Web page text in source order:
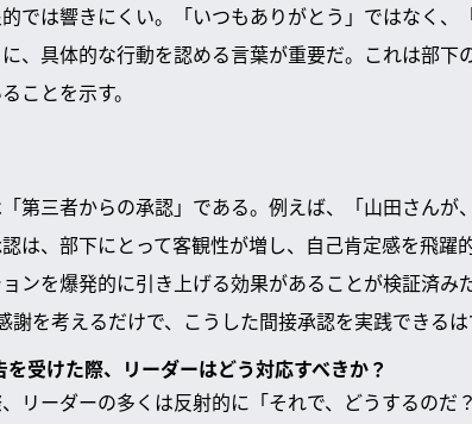
では響きにくい。「いつもありがとう」ではなく、
、具体的な行動を認める言葉が重要だ。これは部下
ことを示す。
第三者からの承認」である。例えば、「山田さんが
は、部下にとって客観性が増し、自己肯定感を飛躍
ンを爆発的に引き上げる効果があることが検証済み
謝を考えるだけで、こうした間接承認を実践できるは
受けた際、リーダーはどう対応すべきか？
リーダーの多くは反射的に「それで、どうするのだ